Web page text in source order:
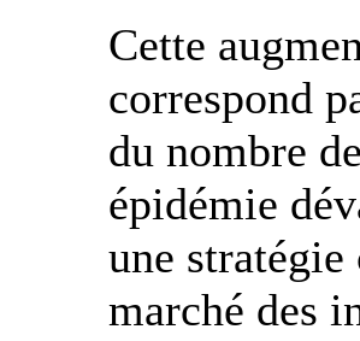
Cette
correspond
du nombre
épidémie
une
marché des